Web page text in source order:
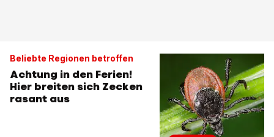
Beliebte Regionen betroffen
Achtung in den Ferien!
Hier breiten sich Zecken
rasant aus